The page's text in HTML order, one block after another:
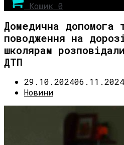
Кошик 0
Домедична допомога
поводження на
школярам
ДТП
29.10.202406.11.2024
Новини